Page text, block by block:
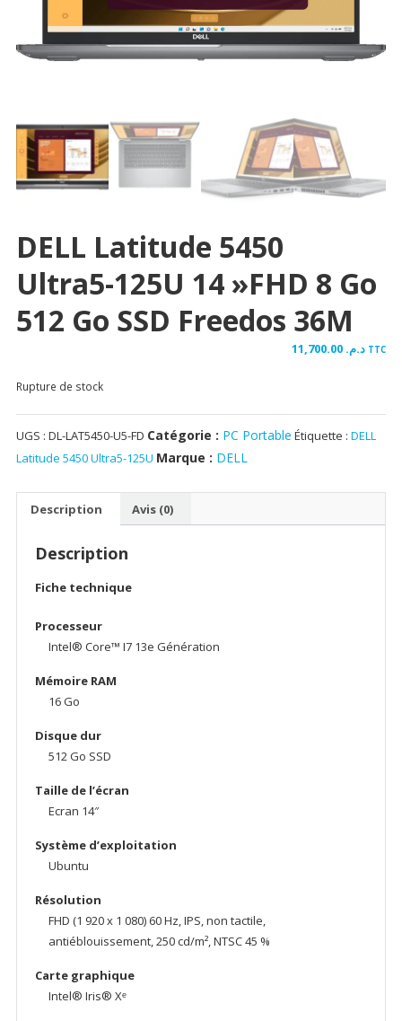
DELL Latitude 5450
Ultra5-125U 14 »FHD 8 Go
512 Go SSD Freedos 36M
د.م. TTC
Rupture de stock
UGS : DL-LAT5450-U5-FD Catégorie : PC Portable Étiquette : DELL
Latitude 5450 Ultra5-125U Marque : DELL
Description Avis (0)
Description
Fiche technique
Processeur
Intel® Core™ I7 13e Génération
Mémoire RAM
16 Go
Disque dur
512 Go SSD
Taille de l’écran
Ecran 14″
Système d’exploitation
Ubuntu
Résolution
FHD (1 920 x 1 080) 60 Hz, IPS, non tactile,
antiéblouissement, 250 cd/m², NTSC 45 %
Carte graphique
Intel® Iris® Xᵉ